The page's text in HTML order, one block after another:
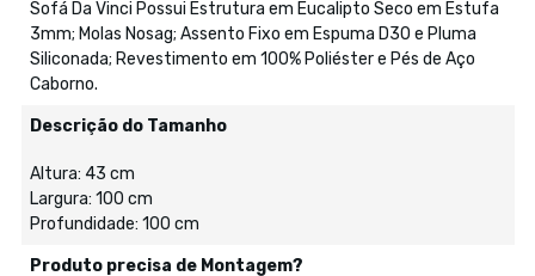
Sofá Da Vinci Possui Estrutura em Eucalipto Seco em Estufa
3mm; Molas Nosag; Assento Fixo em Espuma D30 e Pluma
Siliconada; Revestimento em 100% Poliéster e Pés de Aço
Caborno.
Descrição do Tamanho
Altura: 43 cm
Largura: 100 cm
Profundidade: 100 cm
Produto precisa de Montagem?